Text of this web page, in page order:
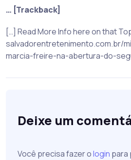
… [Trackback]
[…] Read More Info here on that
salvadorentretenimento.com.br/
marcia-freire-na-abertura-do-
Deixe um
Você precisa fazer ologin para